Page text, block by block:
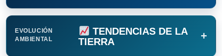
EVOLUCIÓN
AMBIENTAL
TENDENCIAS DE LA
TIERRA
+